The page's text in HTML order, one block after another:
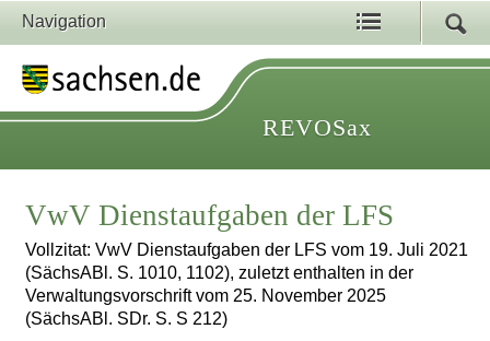
Navigation
REVOSax
VwV Dienstaufgaben der LFS
Vollzitat: VwV Dienstaufgaben der LFS vom 19. Juli 2021
(SächsABl. S. 1010, 1102), zuletzt enthalten in der
Verwaltungsvorschrift vom 25. November 2025
(SächsABl. SDr. S. S 212)